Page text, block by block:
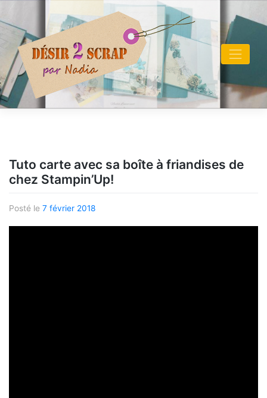
content
Tuto carte avec sa boîte à friandises de
chez Stampin’Up!
Posté le 7 février 2018